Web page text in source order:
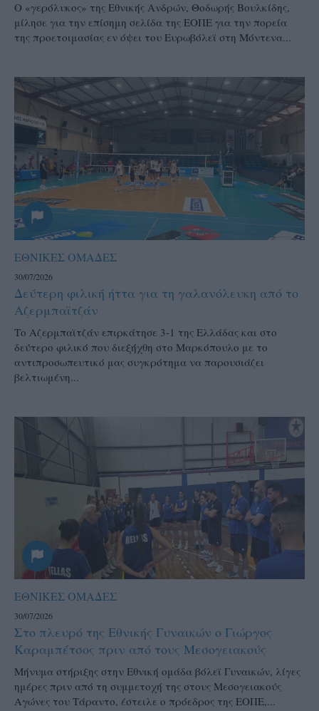
Ο «γερόλυκος» της Εθνικής Ανδρών, Θοδωρής Βουλκίδης,
μίλησε για την επίσημη σελίδα της ΕΟΠΕ για την πορεία
της προετοιμασίας εν όψει του Ευρωβόλεϊ στη Μόντενα...
ΕΘΝΙΚΕΣ ΟΜΑΔΕΣ
30/07/2026
Δεύτερη φιλική ήττα για τη γαλανόλευκη από το
Αζερμπαϊτζάν
Το Αζερμπαϊτζάν επιρκάτησε 3-1 της Ελλάδας και στο
δεύτερο φιλικό που διεξήχθη στο Μαρκόπουλο με το
αντιπροσωπευτικό μας συγκρότημα να παρουσιάζει
βελτιωμένη...
ΕΘΝΙΚΕΣ ΟΜΑΔΕΣ
30/07/2026
Στο πλευρό της Εθνικής Γυναικών ο Γιώργος
Καραμπέτσος πριν από τους Μεσογειακούς
Μήνυμα στήριξης στην Εθνική ομάδα βόλεϊ Γυναικών, λίγες
ημέρες πριν από τη συμμετοχή της στους Μεσογειακούς
Αγώνες του Τάραντο, έστειλε ο πρόεδρος της ΕΟΠΕ,...